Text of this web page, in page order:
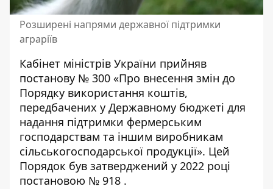
Розширені напрями державної підтримки
аграріїв
Кабінет міністрів України прийняв
постанову № 300 «Про внесення змін до
Порядку використання коштів,
передбачених у Державному бюджеті для
надання підтримки фермерським
господарствам та іншим виробникам
сільськогосподарської продукції». Цей
Порядок був затверджений у 2022 році
постановою № 918 .